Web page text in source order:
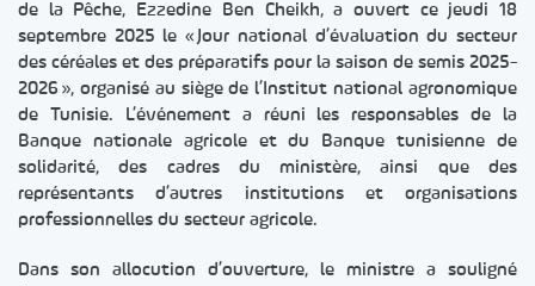
de la Pêche, Ezzedine Ben Cheikh, a ouvert ce jeudi 18
septembre 2025 le « Jour national d’évaluation du secteur
des céréales et des préparatifs pour la saison de semis 2025-
2026 », organisé au siège de l’Institut national agronomique
de Tunisie. L’événement a réuni les responsables de la
Banque nationale agricole et du Banque tunisienne de
solidarité, des cadres du ministère, ainsi que des
représentants d’autres institutions et organisations
professionnelles du secteur agricole.
Dans son allocution d’ouverture, le ministre a souligné